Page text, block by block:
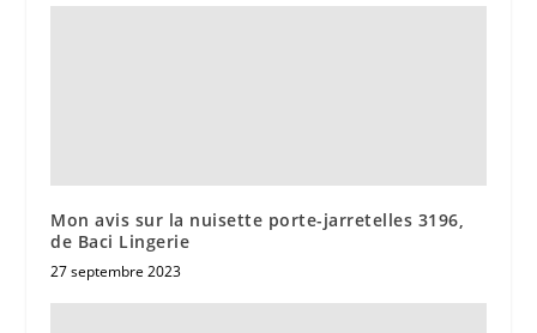
Mon avis sur la nuisette porte-jarretelles 3196,
de Baci Lingerie
27 septembre 2023